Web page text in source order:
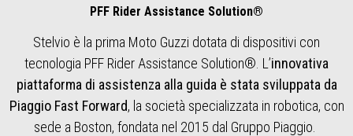
PFF Rider Assistance Solution®
Stelvio è la prima Moto Guzzi dotata di dispositivi con
tecnologia PFF Rider Assistance Solution®. L’innovativa
piattaforma di assistenza alla guida è stata sviluppata da
Piaggio Fast Forward, la società specializzata in robotica, con
sede a Boston, fondata nel 2015 dal Gruppo Piaggio.